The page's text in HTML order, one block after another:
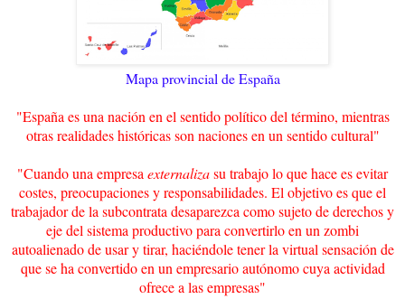
Mapa provincial de España
"España es una nación en el sentido político del término, mientras
otras realidades históricas son naciones en un sentido cultural"
"Cuando una empresa externalizasu trabajo lo que hace es evitar
costes, preocupaciones y responsabilidades. El objetivo es que el
trabajador de la subcontrata desaparezca como sujeto de derechos y
eje del sistema productivo para convertirlo en un zombi
autoalienado de usar y tirar, haciéndole tener la virtual sensación de
que se ha convertido en un empresario autónomo cuya actividad
ofrece a las empresas"